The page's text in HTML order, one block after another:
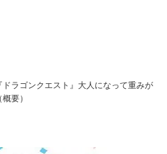
ラゴンクエスト』大人になって重みが
要）